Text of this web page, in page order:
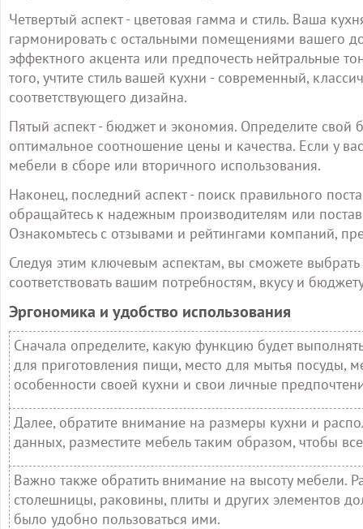
Четвертый аспект - цветовая гамма и стиль. Ваша
гармонировать с остальными помещениями вашего
эффектного акцента или предпочесть нейтральные
того, учтите стиль вашей кухни - современный,
соответствующего дизайна.
Пятый аспект - бюджет и экономия. Определите
оптимальное соотношение цены и качества. Если у
мебели в сборе или вторичного использования.
Наконец, последний аспект - поиск правильного
обращайтесь к надежным производителям или
Ознакомьтесь с отзывами и рейтингами компаний,
Следуя этим ключевым аспектам, вы сможете
соответствовать вашим потребностям, вкусу и
Эргономика и удобство использования
Сначала определите, какую функцию будет
для приготовления пищи, место для мытья посуды,
особенности своей кухни и свои личные
Далее, обратите внимание на размеры кухни и
данных, разместите мебель таким образом, чтобы
Важно также обратить внимание на высоту мебели.
столешницы, раковины, плиты и других элементов
было удобно пользоваться ими.